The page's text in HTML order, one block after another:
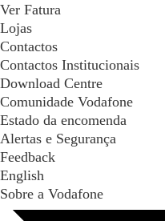
Ver Fatura
Lojas
Contactos
Contactos Institucionais
Download Centre
Comunidade Vodafone
Estado da encomenda
Alertas e Segurança
Feedback
English
Sobre a Vodafone